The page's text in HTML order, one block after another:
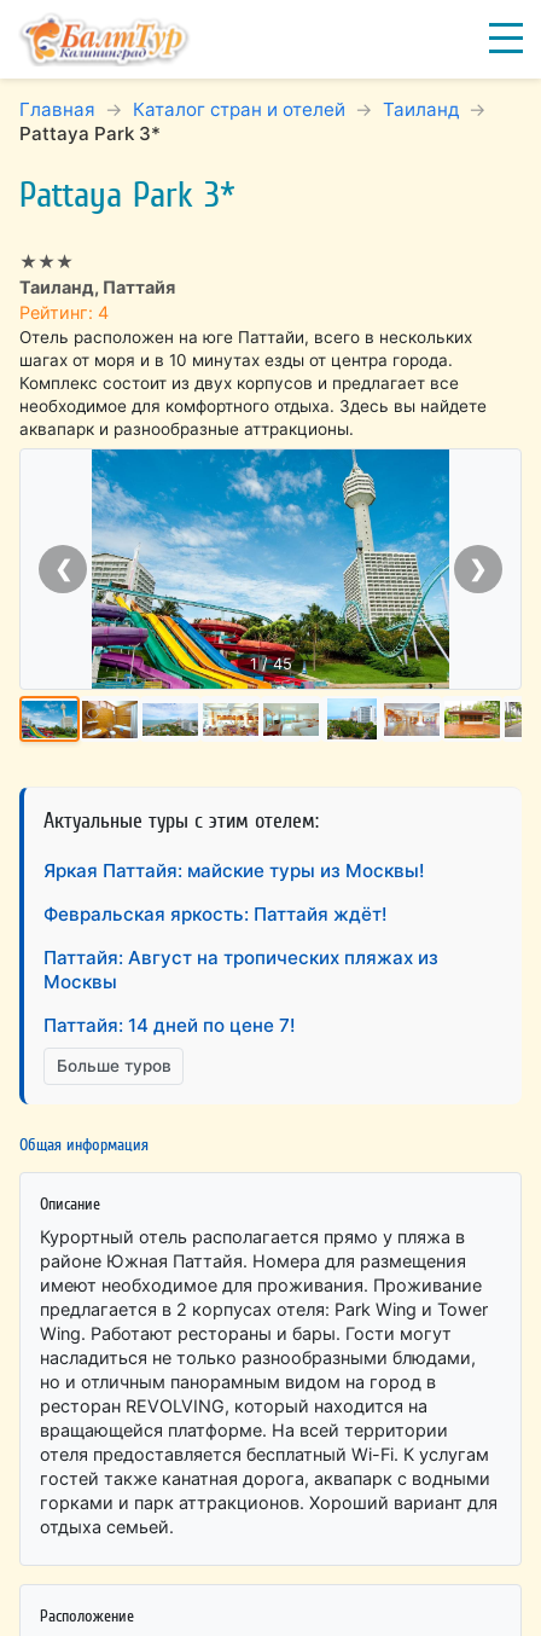
Главная Каталог стран и отелей
Таиланд
Pattaya Park 3*
Pattaya Park 3*
★★★
Таиланд, Паттайя
Рейтинг: 4
Отель расположен на юге Паттайи, всего в нескольких
шагах от моря и в 10 минутах езды от центра города.
Комплекс состоит из двух корпусов и предлагает все
необходимое для комфортного отдыха. Здесь вы найдете
аквапарк и разнообразные аттракционы.
❮ ❯
1 / 45
Актуальные туры с этим отелем:
Яркая Паттайя: майские туры из Москвы!
Февральская яркость: Паттайя ждёт!
Паттайя: Август на тропических пляжах из
Москвы
Паттайя: 14 дней по цене 7!
Больше туров
Общая информация
Описание
Курортный отель располагается прямо у пляжа в
районе Южная Паттайя. Номера для размещения
имеют необходимое для проживания. Проживание
предлагается в 2 корпусах отеля: Park Wing и Tower
Wing. Работают рестораны и бары. Гости могут
насладиться не только разнообразными блюдами,
но и отличным панорамным видом на город в
ресторан REVOLVING, который находится на
вращающейся платформе. На всей территории
отеля предоставляется бесплатный Wi-Fi. К услугам
гостей также канатная дорога, аквапарк с водными
горками и парк аттракционов. Хороший вариант для
отдыха семьей.
Расположение